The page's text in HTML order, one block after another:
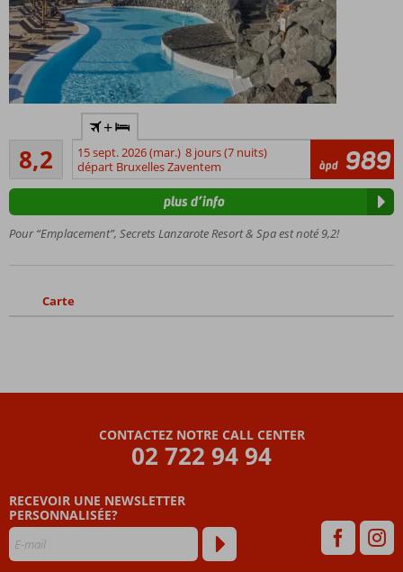
hotel, âge
minimum
18 ans
pas
Jusqu'à 4
restaurants
de
pension
ou Ultra
All
Inclusive
8,2Très bon
5
commentaires
+
15 sept. 2026 (mar.) 8 jours (7 nuits)
départ Bruxelles Zaventem
àpd 989
Pour “Emplacement”, Secrets Lanzarote Resort & Spa est noté 9,2!
plus d’info
Carte
CONTACTEZ NOTRE CALL CENTER
02 722 94 94
RECEVOIR UNE NEWSLETTER
PERSONNALISÉE?